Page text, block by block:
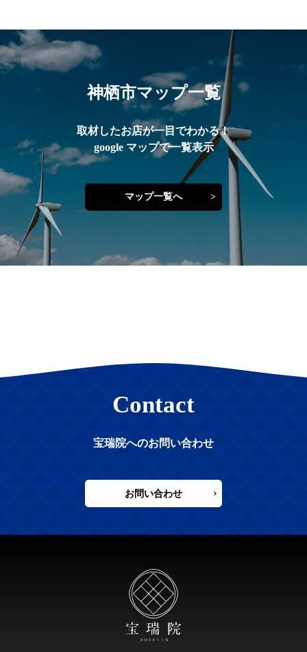
神栖市マップ一覧
取材したお店が一目でわかる！
google マップで一覧表示
マップ一覧へ
Contact
宝瑞院へのお問い合わせ
お問い合わせ